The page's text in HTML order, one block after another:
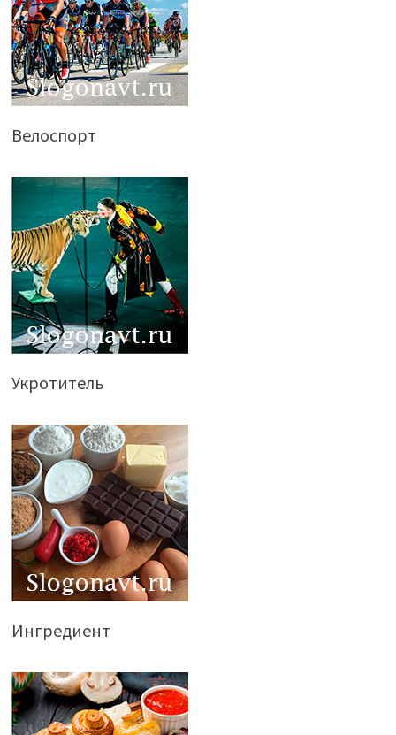
Велоспорт
Укротитель
Ингредиент